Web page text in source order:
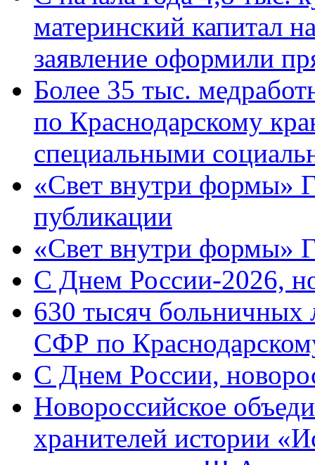
материнский капитал
заявление оформили
Более 35 тыс.
по Краснодарскому
специальными
«Свет внутри формы»
публикации
«Свет внутри формы»
C Днем России-2026,
630 тысяч больничных
СФР по
C Днем России,
Новороссийское
хранителей истории